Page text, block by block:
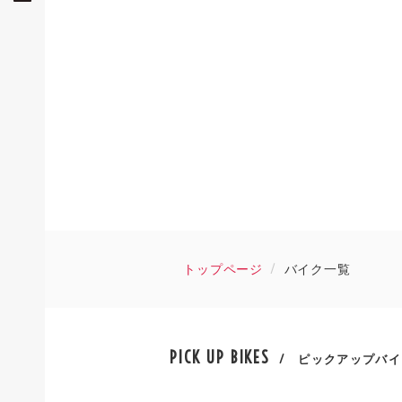
トップページ バイク一覧
PICK UP BIKES / ピックアップバ